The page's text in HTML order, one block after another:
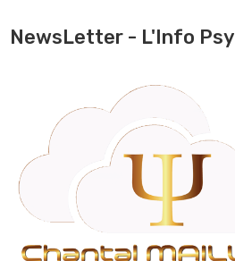
NewsLetter - L'Info Psy